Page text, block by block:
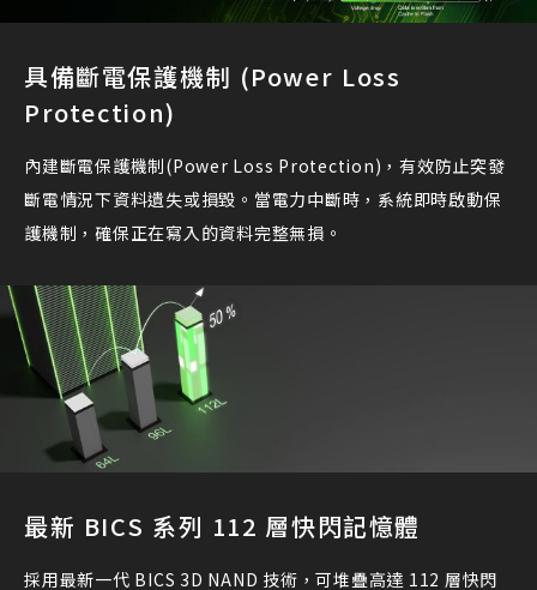
具備斷電保護機制 (Power Loss
Protection)
內建斷電保護機制(Power Loss Protection)，有效防止突發
斷電情況下資料遺失或損毀。當電力中斷時，系統即時啟動保
護機制，確保正在寫入的資料完整無損。
最新 BICS 系列 112 層快閃記憶體
採用最新一代 BICS 3D NAND 技術，可堆疊高達 112 層快閃